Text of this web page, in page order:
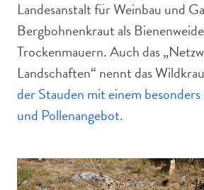
Landesanstalt für Weinbau und
Bergbohnenkraut als
Trockenmauern. Auch das
Landschaften“ nennt das
der Stauden mit einem
und Pollenangebot.